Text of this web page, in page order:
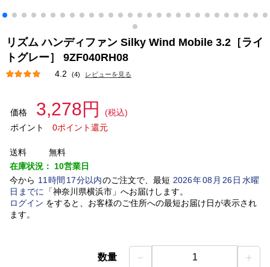
リズム ハンディファン Silky Wind Mobile 3.2［ライ
トグレー］ 9ZF040RH08
4.2 (4) レビューを見る
価格 3,278円
(税込)
ポイント
0ポイント還元
送料
無料
在庫状況： 10営業日
今から 11 時間 17分以内のご注文で、最短 2026年08 月 26日水曜
日 までに 「神奈川県横浜市」 へお届けします。
ログイン をすると、お客様のご住所への最短お届け日が表示され
ます。
数量 － 1 ＋